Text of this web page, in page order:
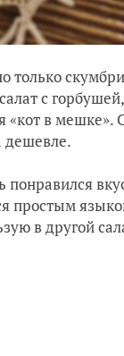
только
с
«кот в мешке».
дешевле.
простым
в другой